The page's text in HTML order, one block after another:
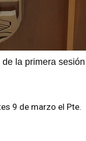
la primera sesión
9 de marzo el Pte.